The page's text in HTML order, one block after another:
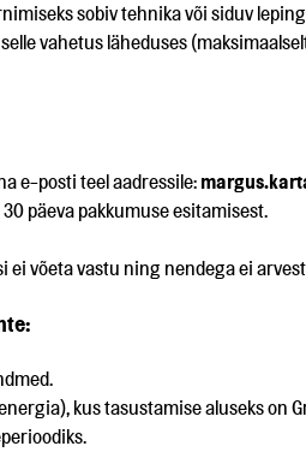
sobiv tehnika või siduv
vahetus läheduses
e-posti teel aadressile:
päeva pakkumuse esitamisest.
ei võeta vastu ning nendega ei
kus tasustamise aluseks on